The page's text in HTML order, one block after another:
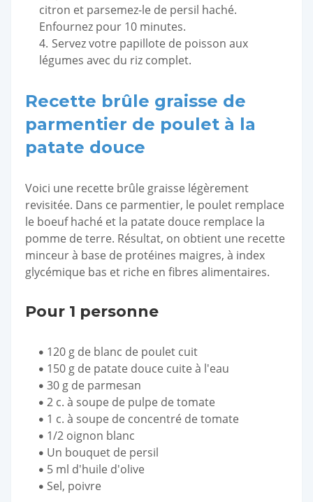
citron et parsemez-le de persil haché.
Enfournez pour 10 minutes.
Servez votre papillote de poisson aux
légumes avec du riz complet.
Recette brûle graisse de
parmentier de poulet à la
patate douce
Voici une recette brûle graisse légèrement
revisitée. Dans ce parmentier, le poulet remplace
le boeuf haché et la patate douce remplace la
pomme de terre. Résultat, on obtient une recette
minceur à base de protéines maigres, à index
glycémique bas et riche en fibres alimentaires.
Pour 1 personne
120 g de blanc de poulet cuit
150 g de patate douce cuite à l'eau
30 g de parmesan
2 c. à soupe de pulpe de tomate
1 c. à soupe de concentré de tomate
1/2 oignon blanc
Un bouquet de persil
5 ml d'huile d'olive
Sel, poivre